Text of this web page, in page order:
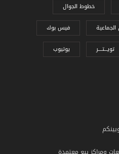
خطوط الجوال
الجماعية
فيس بوك
تويـــتــــر
يوتيوب
ومراكز بيع معتمدة